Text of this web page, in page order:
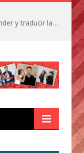
La IA está acercándonos a comprender y traducir las vocalizaciones y comportamientos de nuestras mascotas